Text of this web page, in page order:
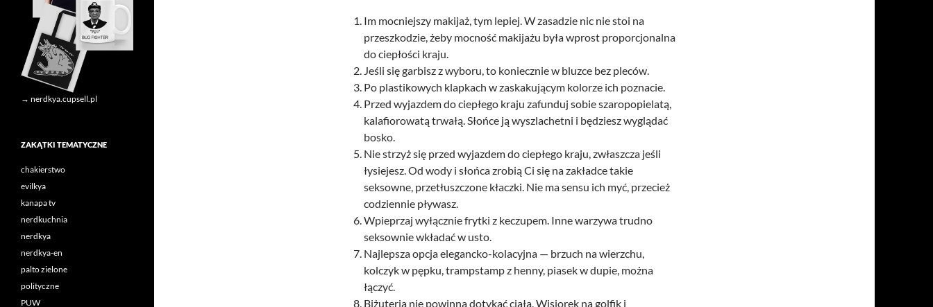
Im mocniejszy makijaż, tym lepiej. W zasadzie nic nie stoi na
przeszkodzie, żeby mocność makijażu była wprost proporcjonalna
do ciepłości kraju.
Jeśli się garbisz z wyboru, to koniecznie w bluzce bez pleców.
Po plastikowych klapkach w zaskakującym kolorze ich poznacie.
Przed wyjazdem do ciepłego kraju zafunduj sobie szaropopielatą,
kalafiorowatą trwałą. Słońce ją wyszlachetni i będziesz wyglądać
bosko.
Nie strzyż się przed wyjazdem do ciepłego kraju, zwłaszcza jeśli
łysiejesz. Od wody i słońca zrobią Ci się na zakładce takie
seksowne, przetłuszczone kłaczki. Nie ma sensu ich myć, przecież
codziennie pływasz.
Wpieprzaj wyłącznie frytki z keczupem. Inne warzywa trudno
seksownie wkładać w usto.
Najlepsza opcja elegancko-kolacyjna — brzuch na wierzchu,
kolczyk w pępku, trampstamp z henny, piasek w dupie, można
łączyć.
Biżuteria nie powinna dotykać ciała. Wisiorek na golfik i
→ nerdkya.cupsell.pl
ZAKĄTKI TEMATYCZNE
chakierstwo
evilkya
kanapa tv
nerdkuchnia
nerdkya
nerdkya-en
palto zielone
polityczne
PUW